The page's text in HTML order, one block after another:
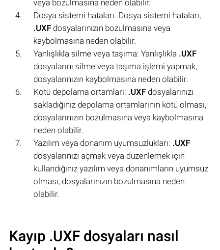
veya bozulmasına neden olabilir.
Dosya sistemi hataları: Dosya sistemi hataları,
.UXF dosyalarınızın bozulmasına veya
kaybolmasına neden olabilir.
Yanlışlıkla silme veya taşıma: Yanlışlıkla .UXF
dosyalarını silme veya taşıma işlemi yapmak,
dosyalarınızın kaybolmasına neden olabilir.
Kötü depolama ortamları: .UXF dosyalarınızı
sakladığınız depolama ortamlarının kötü olması,
dosyalarınızın bozulmasına veya kaybolmasına
neden olabilir.
Yazılım veya donanım uyumsuzlukları: .UXF
dosyalarınızı açmak veya düzenlemek için
kullandığınız yazılım veya donanımların uyumsuz
olması, dosyalarınızın bozulmasına neden
olabilir.
Kayıp .UXF dosyaları nasıl